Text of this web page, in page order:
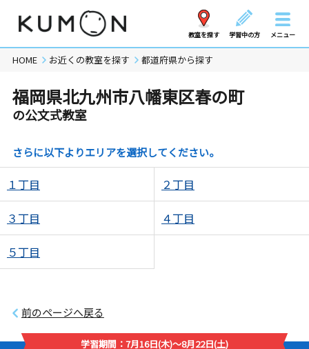
教室を探す 学習中の方 メニュー
HOME お近くの教室を探す 都道府県から探す
福岡県北九州市八幡東区春の町
の公文式教室
さらに以下よりエリアを選択してください。
１丁目 ２丁目
３丁目 ４丁目
５丁目
前のページへ戻る
学習期間：7月16日(木)～8月22日(土)